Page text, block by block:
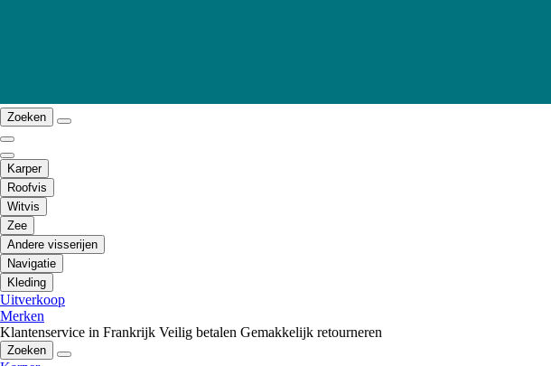
Zoeken
Karper
Roofvis
Witvis
Zee
Andere visserijen
Navigatie
Kleding
Uitverkoop
Merken
Klantenservice in Frankrijk Veilig betalen Gemakkelijk retourneren
Zoeken